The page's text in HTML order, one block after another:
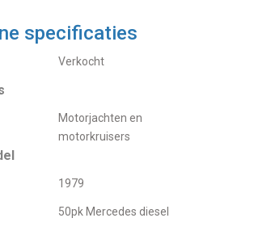
specificaties
Verkocht
Motorjachten en
motorkruisers
1979
50pk Mercedes diesel